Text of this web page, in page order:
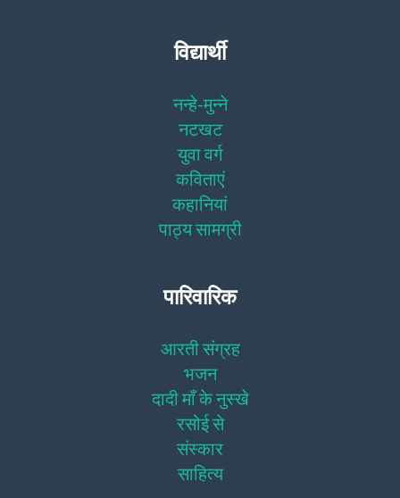
विद्यार्थी
नन्हे-मुन्ने
नटखट
युवा वर्ग
कविताएं
कहानियां
पाठ्य सामग्री
पारिवारिक
आरती संग्रह
भजन
दादी माँ के नुस्खे
रसोई से
संस्कार
साहित्य